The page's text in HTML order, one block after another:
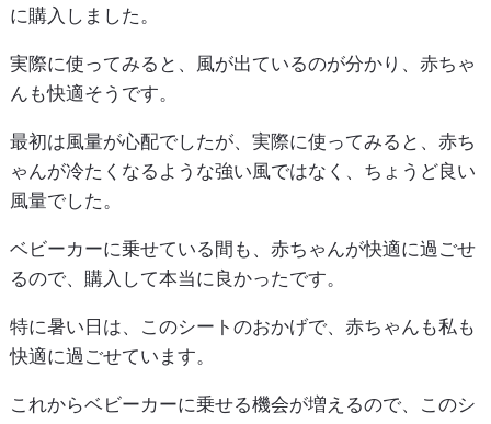
に購入しました。
実際に使ってみると、風が出ているのが分かり、赤ちゃ
んも快適そうです。
最初は風量が心配でしたが、実際に使ってみると、赤ち
ゃんが冷たくなるような強い風ではなく、ちょうど良い
風量でした。
ベビーカーに乗せている間も、赤ちゃんが快適に過ごせ
るので、購入して本当に良かったです。
特に暑い日は、このシートのおかげで、赤ちゃんも私も
快適に過ごせています。
これからベビーカーに乗せる機会が増えるので、このシ